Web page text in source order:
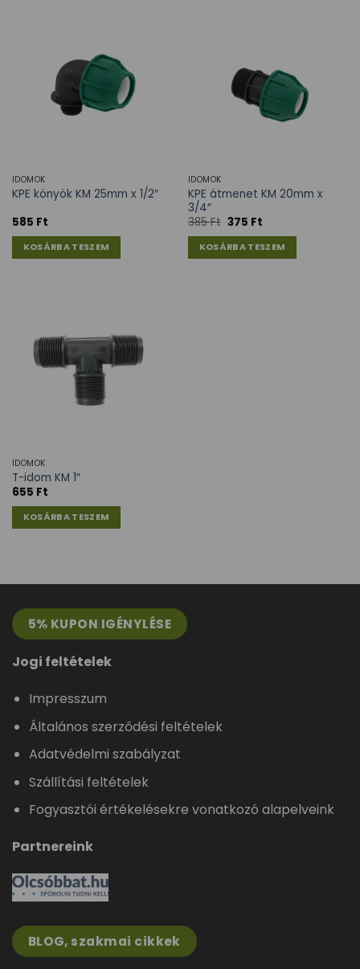
IDOMOK
KPE könyök KM 25mm x 1/2″
585 Ft
KOSÁRBA TESZEM
IDOMOK
KPE átmenet KM 20mm x
3/4″
385Ft 375 Ft
KOSÁRBA TESZEM
IDOMOK
T-idom KM 1″
655 Ft
KOSÁRBA TESZEM
5% KUPON IGÉNYLÉSE
Jogi feltételek
Impresszum
Általános szerződési feltételek
Adatvédelmi szabályzat
Szállítási feltételek
Fogyasztói értékelésekre vonatkozó alapelveink
Partnereink
BLOG, szakmai cikkek